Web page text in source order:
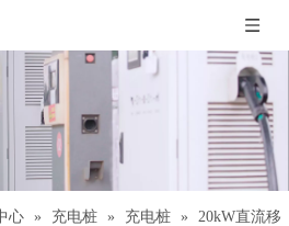
心 » 充电桩 » 充电桩 »
20kW直流移